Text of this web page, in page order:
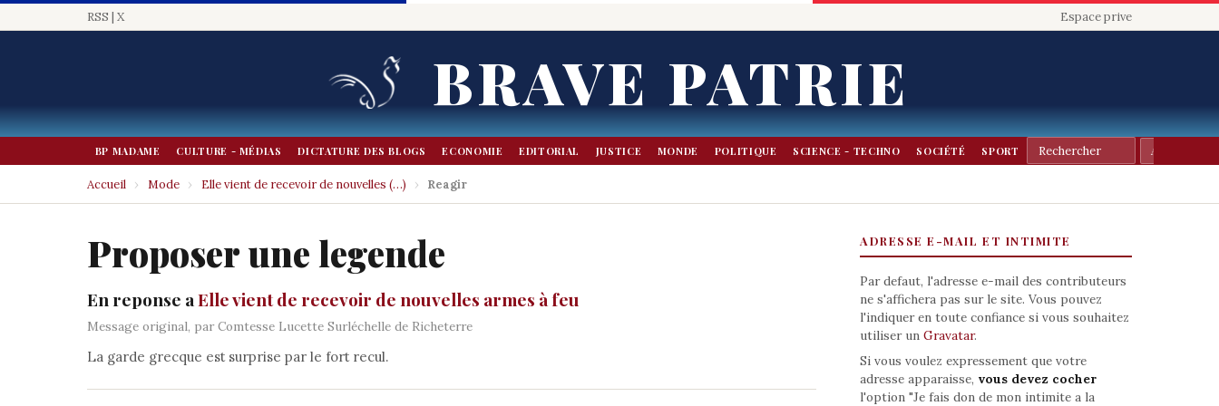
RSS | X Espace prive
BRAVE PATRIE
BP MADAME CULTURE - MÉDIAS DICTATURE DES BLOGS ECONOMIE EDITORIAL JUSTICE MONDE POLITIQUE SCIENCE - TECHNO SOCIÉTÉ SPORT
Accueil › Mode › Elle vient de recevoir de nouvelles (…) › Reagir
Proposer une legende
En reponse aElle vient de recevoir de nouvelles armes à feu
Message original, par Comtesse Lucette Surléchelle de Richeterre
La garde grecque est surprise par le fort recul.
ADRESSE E-MAIL ET INTIMITE
Par defaut, l'adresse e-mail des contributeurs
ne s'affichera pas sur le site. Vous pouvez
l'indiquer en toute confiance si vous souhaitez
utiliser un Gravatar.
Si vous voulez expressement que votre
adresse apparaisse, vous devez cocher
l'option "Je fais don de mon intimite a la